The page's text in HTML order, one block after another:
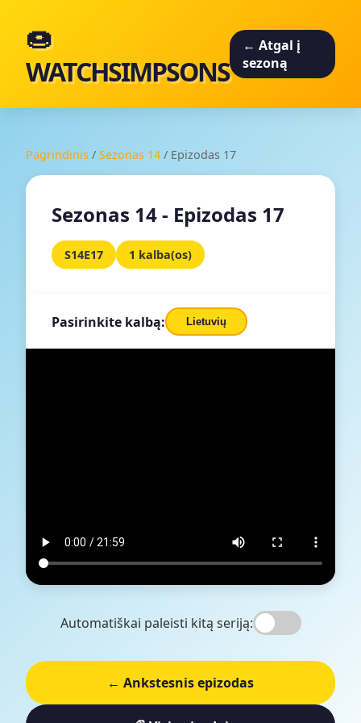
🍩
WATCHSIMPSONS
← Atgal į
sezoną
Pagrindinis / Sezonas 14 / Epizodas 17
Sezonas 14 - Epizodas 17
S14E17 1 kalba(os)
Pasirinkite kalbą: Lietuvių
Automatiškai paleisti kitą seriją:
← Ankstesnis epizodas